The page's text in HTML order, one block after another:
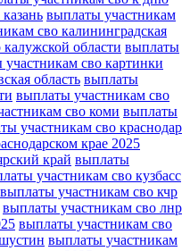
выплаты участникам
сво калининградская
области выплаты
сво картинки
область выплаты
выплаты участникам сво
сво коми выплаты
участникам сво краснодар
крае 2025
край выплаты
участникам сво кузбасс
выплаты участникам сво кчр
выплаты участникам сво лнр
выплаты участникам сво
выплаты участникам